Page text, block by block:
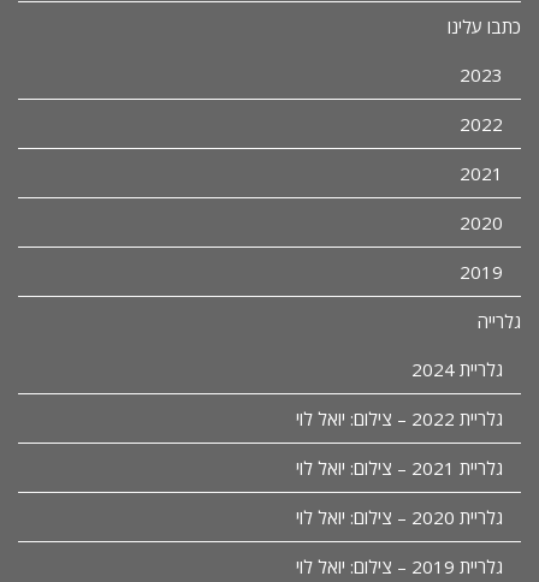
כתבו עלינו
2023
2022
2021
2020
2019
גלרייה
גלריית 2024
גלריית 2022 – צילום: יואל לוי
גלריית 2021 – צילום: יואל לוי
גלריית 2020 – צילום: יואל לוי
גלריית 2019 – צילום: יואל לוי